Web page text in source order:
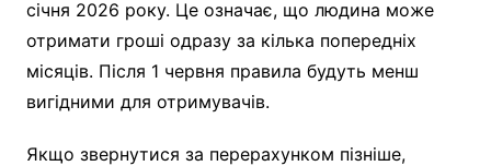
січня 2026 року. Це означає, що людина може
отримати гроші одразу за кілька попередніх
місяців. Після 1 червня правила будуть менш
вигідними для отримувачів.
Якщо звернутися за перерахунком пізніше,